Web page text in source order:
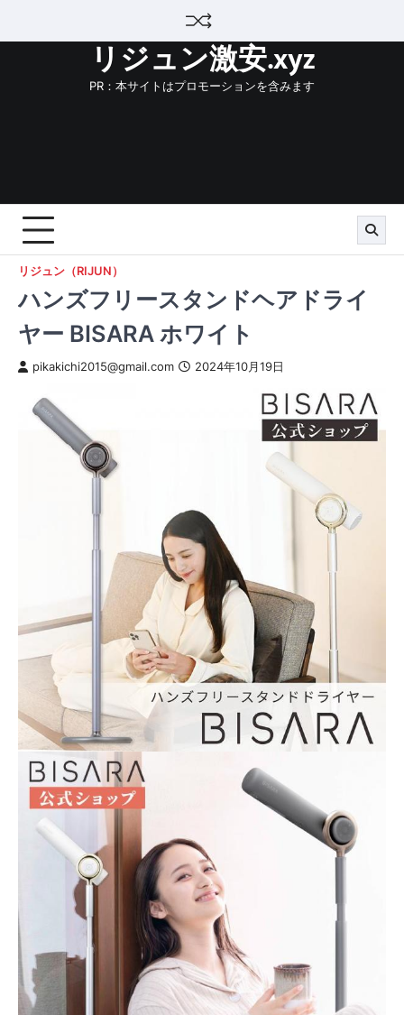
リジュン激安.xyz
PR：本サイトはプロモーションを含みます
リジュン（RIJUN）
ハンズフリースタンドヘアドライ
ヤー BISARA ホワイト
pikakichi2015@gmail.com 2024年10月19日